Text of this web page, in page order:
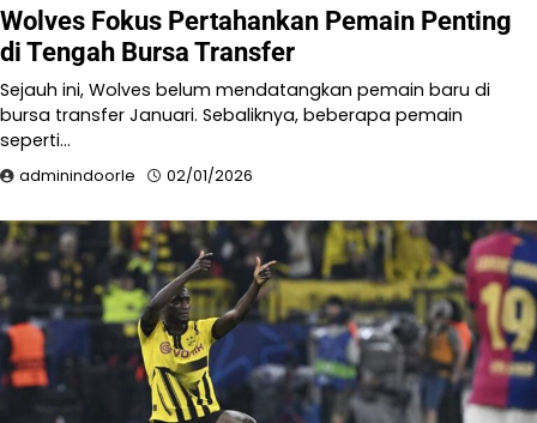
Wolves Fokus Pertahankan Pemain Penting
di Tengah Bursa Transfer
Sejauh ini, Wolves belum mendatangkan pemain baru di
bursa transfer Januari. Sebaliknya, beberapa pemain
seperti…
adminindoorle 02/01/2026